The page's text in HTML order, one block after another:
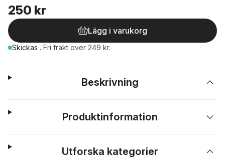
250 kr
Lägg i varukorg
Skickas . Fri frakt över 249 kr.
Beskrivning
Produktinformation
Utforska kategorier